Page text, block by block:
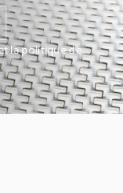
la politique de